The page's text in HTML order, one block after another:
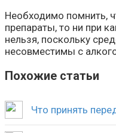
Необходимо помнить,
препараты, то ни при
нельзя, поскольку
несовместимы с
Похожие статьи
Что принять